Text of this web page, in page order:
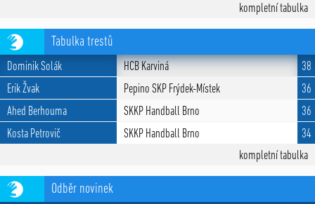
kompletní tabulka
Tabulka trestů
Dominik Solák HCB Karviná
38
Erik Žvak
Pepino SKP Frýdek-Místek
36
Ahed Berhouma
SKKP Handball Brno
36
Kosta Petrovič
SKKP Handball Brno
34
kompletní tabulka
Odběr novinek